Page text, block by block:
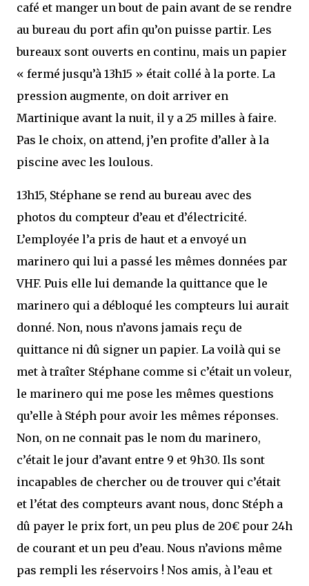
café et manger un bout de pain avant de se rendre
au bureau du port afin qu’on puisse partir. Les
bureaux sont ouverts en continu, mais un papier
« fermé jusqu’à 13h15 » était collé à la porte. La
pression augmente, on doit arriver en
Martinique avant la nuit, il y a 25 milles à faire.
Pas le choix, on attend, j’en profite d’aller à la
piscine avec les loulous.
13h15, Stéphane se rend au bureau avec des
photos du compteur d’eau et d’électricité.
L’employée l’a pris de haut et a envoyé un
marinero qui lui a passé les mêmes données par
VHF. Puis elle lui demande la quittance que le
marinero qui a débloqué les compteurs lui aurait
donné. Non, nous n’avons jamais reçu de
quittance ni dû signer un papier. La voilà qui se
met à traîter Stéphane comme si c’était un voleur,
le marinero qui me pose les mêmes questions
qu’elle à Stéph pour avoir les mêmes réponses.
Non, on ne connait pas le nom du marinero,
c’était le jour d’avant entre 9 et 9h30. Ils sont
incapables de chercher ou de trouver qui c’était
et l’état des compteurs avant nous, donc Stéph a
dû payer le prix fort, un peu plus de 20€ pour 24h
de courant et un peu d’eau. Nous n’avions même
pas rempli les réservoirs ! Nos amis, à l’eau et